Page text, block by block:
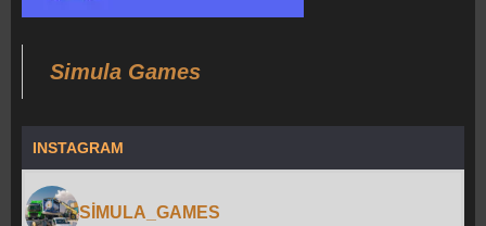
Simula Games
INSTAGRAM
SIMULA_GAMES